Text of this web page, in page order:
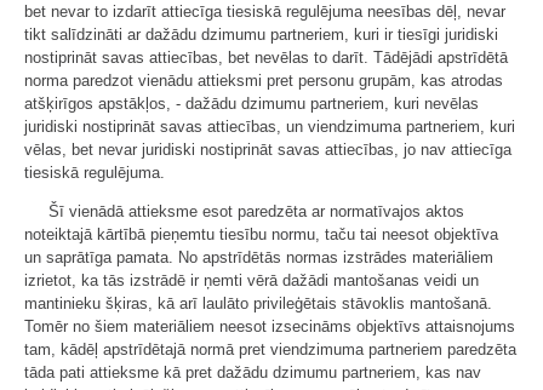
bet nevar to izdarīt attiecīga tiesiskā regulējuma neesības dēļ, nevar
tikt salīdzināti ar dažādu dzimumu partneriem, kuri ir tiesīgi juridiski
nostiprināt savas attiecības, bet nevēlas to darīt. Tādējādi apstrīdētā
norma paredzot vienādu attieksmi pret personu grupām, kas atrodas
atšķirīgos apstākļos, - dažādu dzimumu partneriem, kuri nevēlas
juridiski nostiprināt savas attiecības, un viendzimuma partneriem, kuri
vēlas, bet nevar juridiski nostiprināt savas attiecības, jo nav attiecīga
tiesiskā regulējuma.
Šī vienādā attieksme esot paredzēta ar normatīvajos aktos
noteiktajā kārtībā pieņemtu tiesību normu, taču tai neesot objektīva
un saprātīga pamata. No apstrīdētās normas izstrādes materiāliem
izrietot, ka tās izstrādē ir ņemti vērā dažādi mantošanas veidi un
mantinieku šķiras, kā arī laulāto privileģētais stāvoklis mantošanā.
Tomēr no šiem materiāliem neesot izsecināms objektīvs attaisnojums
tam, kādēļ apstrīdētajā normā pret viendzimuma partneriem paredzēta
tāda pati attieksme kā pret dažādu dzimumu partneriem, kas nav